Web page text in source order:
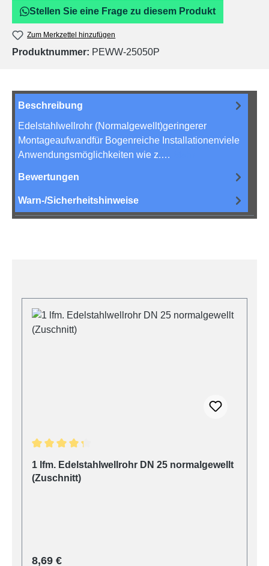
Stellen Sie eine Frage zu diesem Produkt
Zum Merkzettel hinzufügen
Produktnummer: PEWW-25050P
Beschreibung
Edelstahlwellrohr (Normalgewellt)geringerer
Montageaufwandfür Bogenreiche Installationenviele
Anwendungsmöglichkeiten wie z.…
Bewertungen
Warn-/Sicherheitshinweise
1 lfm. Edelstahlwellrohr DN 25 normalgewellt
(Zuschnitt)
Regulärer Preis:
8,69 €